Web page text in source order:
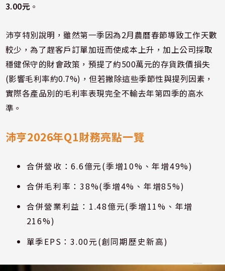
3.00元 。
沛亨特別說明，雖然第一季因為2月農曆春節導致工作天數
較少，為了趕客戶訂單加班而使成本上升，加上公司採取
穩健保守的財會政策，預提了約500萬元的存貨跌價損失
(影響毛利率約0.7%)，但若撇除這些季節性與提列因素，
實際各產品別的毛利率表現完全不輸去年第四季的高水
準。
沛亨2026年Q1財務亮點一覽
合併營收：6.6億元(季增10%、年增49%)
合併毛利率：38%(季增4%、年增85%)
合併營業利益：1.48億元(季增11%、年增
216%)
單季EPS：3.00元(創同期歷史新高)